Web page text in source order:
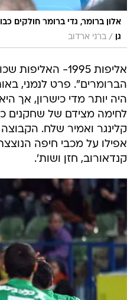
אלון ברומר, גדי ברומר חולקים
גן
/ ברני ארדוב
אליפות 1995-
הברומרים". פרט לנמני,
היה יותר מדי כישרון, אך
לחימה מצידם של שחקנים
קלינגר ואמיר שלח.
אפילו על מכבי חיפה
קנדאורוב, חזן ושות'.